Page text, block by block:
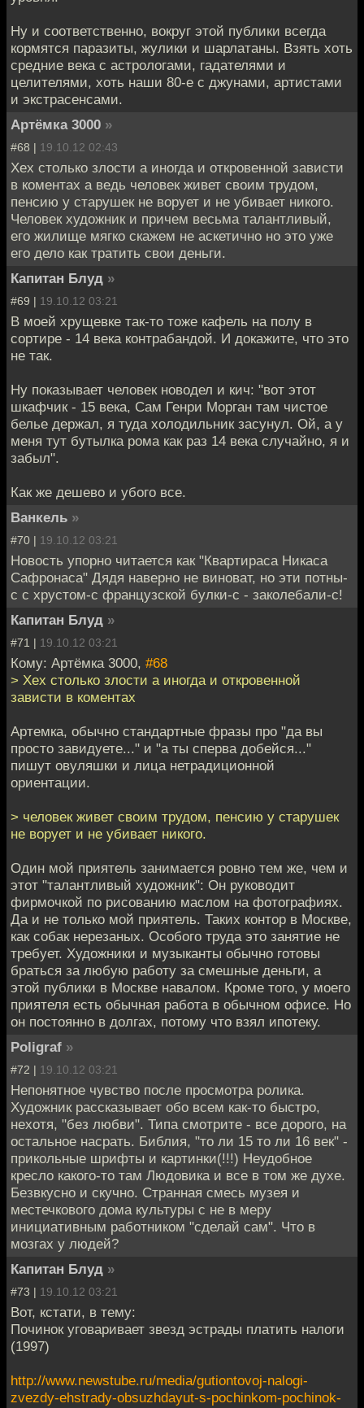
Ну и соответственно, вокруг этой публики всегда
кормятся паразиты, жулики и шарлатаны. Взять хоть
средние века с астрологами, гадателями и
целителями, хоть наши 80-е с джунами, артистами
и экстрасенсами.
Артёмка 3000 »
#68 | 19.10.12 02:43
Хех столько злости а иногда и откровенной зависти
в коментах а ведь человек живет своим трудом,
пенсию у старушек не ворует и не убивает никого.
Человек художник и причем весьма талантливый,
его жилище мягко скажем не аскетично но это уже
его дело как тратить свои деньги.
Капитан Блуд »
#69 | 19.10.12 03:21
В моей хрущевке так-то тоже кафель на полу в
сортире - 14 века контрабандой. И докажите, что это
не так.
Ну показывает человек новодел и кич: "вот этот
шкафчик - 15 века, Сам Генри Морган там чистое
белье держал, я туда холодильник засунул. Ой, а у
меня тут бутылка рома как раз 14 века случайно, я и
забыл".
Как же дешево и убого все.
Ванкель »
#70 | 19.10.12 03:21
Новость упорно читается как "Квартираса Никаса
Сафронаса" Дядя наверно не виноват, но эти потны-
с с хрустом-с французской булки-с - заколебали-с!
Капитан Блуд »
#71 | 19.10.12 03:21
Кому: Артёмка 3000, #68
> Хех столько злости а иногда и откровенной
зависти в коментах
Артемка, обычно стандартные фразы про "да вы
просто завидуете..." и "а ты сперва добейся..."
пишут овуляшки и лица нетрадиционной
ориентации.
> человек живет своим трудом, пенсию у старушек
не ворует и не убивает никого.
Один мой приятель занимается ровно тем же, чем и
этот "талантливый художник": Он руководит
фирмочкой по рисованию маслом на фотографиях.
Да и не только мой приятель. Таких контор в Москве,
как собак нерезаных. Особого труда это занятие не
требует. Художники и музыканты обычно готовы
браться за любую работу за смешные деньги, а
этой публики в Москве навалом. Кроме того, у моего
приятеля есть обычная работа в обычном офисе. Но
он постоянно в долгах, потому что взял ипотеку.
Poligraf »
#72 | 19.10.12 03:21
Непонятное чувство после просмотра ролика.
Художник рассказывает обо всем как-то быстро,
нехотя, "без любви". Типа смотрите - все дорого, на
остальное насрать. Библия, "то ли 15 то ли 16 век" -
прикольные шрифты и картинки(!!!) Неудобное
кресло какого-то там Людовика и все в том же духе.
Безвкусно и скучно. Странная смесь музея и
местечкового дома культуры с не в меру
инициативным работником "сделай сам". Что в
мозгах у людей?
Капитан Блуд »
#73 | 19.10.12 03:21
Вот, кстати, в тему:
Починок уговаривает звезд эстрады платить налоги
(1997)
http://www.newstube.ru/media/gutiontovoj-nalogi-
zvezdy-ehstrady-obsuzhdayut-s-pochinkom-pochinok-